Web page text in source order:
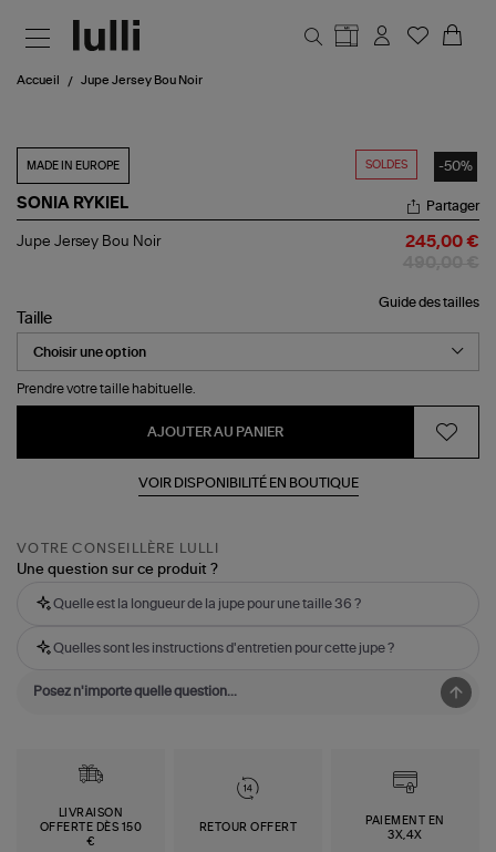
Accueil Jupe Jersey Bou Noir
SOLDES -50%
MADE IN EUROPE
SONIA RYKIEL
Jupe
Partager
Jupe Jersey Bou Noir 245,00 €
Guide des tailles
Taille
Prendre votre taille habituelle.
AJOUTER AU PANIER
VOIR DISPONIBILITÉ EN BOUTIQUE
VOTRE CONSEILLÈRE LULLI
Une question sur ce produit ?
Quelle est la longueur de la jupe pour une taille 36 ?
Quelles sont les instructions d'entretien pour cette jupe ?
LIVRAISON
OFFERTE DÈS 150
€
RETOUR OFFERT
PAIEMENT EN
3X,4X